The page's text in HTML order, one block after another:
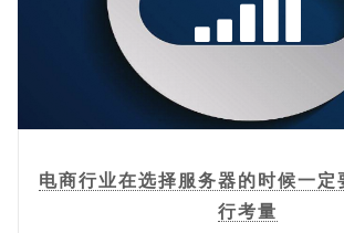
电商行业在选择服务器的时候一定
行考量